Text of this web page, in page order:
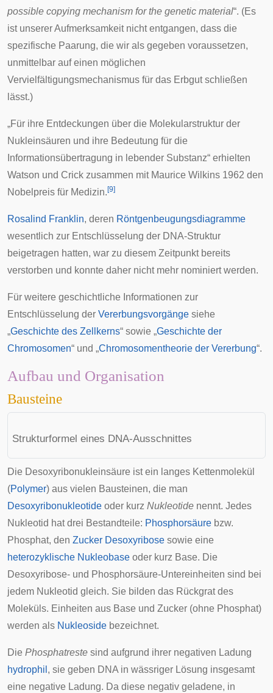
possible copying mechanism for the genetic material“. (Es
ist unserer Aufmerksamkeit nicht entgangen, dass die
spezifische Paarung, die wir als gegeben voraussetzen,
unmittelbar auf einen möglichen
Vervielfältigungsmechanismus für das Erbgut schließen
lässt.)
„Für ihre Entdeckungen über die Molekularstruktur der
Nukleinsäuren und ihre Bedeutung für die
Informationsübertragung in lebender Substanz“ erhielten
Watson und Crick zusammen mit Maurice Wilkins 1962 den
Nobelpreis für Medizin. [9]
Rosalind Franklin, deren Röntgenbeugungsdiagramme
wesentlich zur Entschlüsselung der DNA-Struktur
beigetragen hatten, war zu diesem Zeitpunkt bereits
verstorben und konnte daher nicht mehr nominiert werden.
Für weitere geschichtliche Informationen zur
Entschlüsselung der Vererbungsvorgänge siehe
„Geschichte des Zellkerns“ sowie „Geschichte der
Chromosomen“ und „Chromosomentheorie der Vererbung“.
Aufbau und Organisation
Bausteine
Strukturformel eines DNA-Ausschnittes
Die Desoxyribonukleinsäure ist ein langes Kettenmolekül
(Polymer) aus vielen Bausteinen, die man
Desoxyribonukleotide oder kurz Nukleotide nennt. Jedes
Nukleotid hat drei Bestandteile: Phosphorsäure bzw.
Phosphat, den Zucker Desoxyribose sowie eine
heterozyklische Nukleobase oder kurz Base. Die
Desoxyribose- und Phosphorsäure-Untereinheiten sind bei
jedem Nukleotid gleich. Sie bilden das Rückgrat des
Moleküls. Einheiten aus Base und Zucker (ohne Phosphat)
werden als Nukleoside bezeichnet.
Die Phosphatreste sind aufgrund ihrer negativen Ladung
hydrophil , sie geben DNA in wässriger Lösung insgesamt
eine negative Ladung. Da diese negativ geladene, in